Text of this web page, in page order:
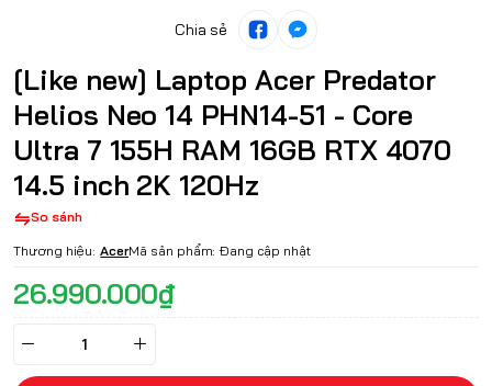
Chia sẻ
[Like new] Laptop Acer Predator
Helios Neo 14 PHN14-51 - Core
Ultra 7 155H RAM 16GB RTX 4070
14.5 inch 2K 120Hz
So sánh
Thương hiệu: AcerMã sản phẩm: Đang cập nhật
26.990.000₫